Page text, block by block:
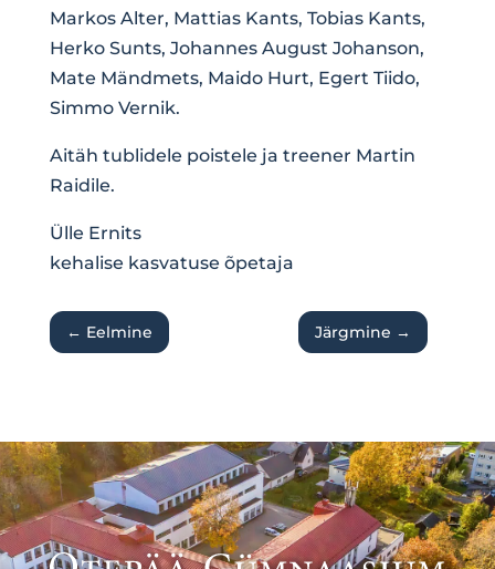
Markos Alter, Mattias Kants, Tobias Kants,
Herko Sunts, Johannes August Johanson,
Mate Mändmets, Maido Hurt, Egert Tiido,
Simmo Vernik.
Aitäh tublidele poistele ja treener Martin
Raidile.
Ülle Ernits
kehalise kasvatuse õpetaja
← Eelmine Järgmine →